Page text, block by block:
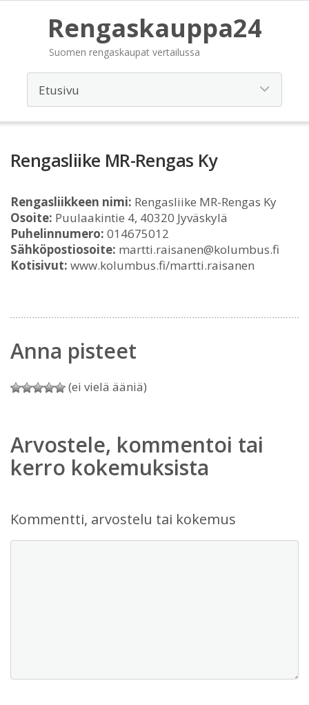
Rengaskauppa24
Suomen rengaskaupat vertailussa
Rengasliike MR-Rengas Ky
Rengasliikkeen nimi: Rengasliike MR-Rengas Ky
Osoite: Puulaakintie 4, 40320 Jyväskylä
Puhelinnumero: 014675012
Sähköpostiosoite: martti.raisanen@kolumbus.fi
Kotisivut: www.kolumbus.fi/martti.raisanen
Anna pisteet
(ei vielä ääniä)
Arvostele, kommentoi tai
kerro kokemuksista
Kommentti, arvostelu tai kokemus